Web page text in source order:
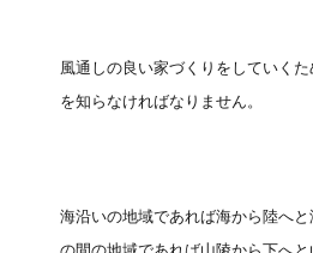
風通しの良い家づくりをしていく
を知らなければなりません。
海沿いの地域であれば海から陸へ